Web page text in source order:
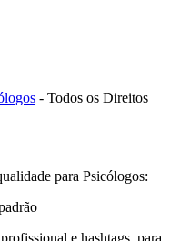
- Todos os Direitos
para Psicólogos:
profissional e hashtags, para